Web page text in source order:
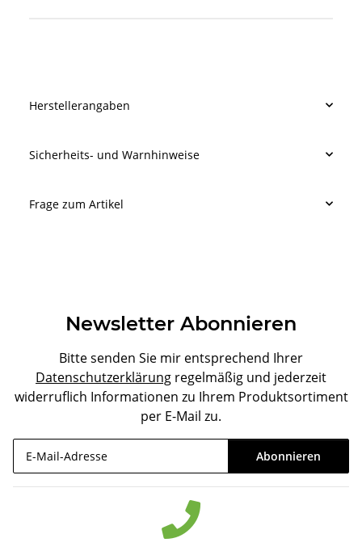
Herstellerangaben
Sicherheits- und Warnhinweise
Frage zum Artikel
Newsletter Abonnieren
Bitte senden Sie mir entsprechend Ihrer
Datenschutzerklärung regelmäßig und jederzeit
widerruflich Informationen zu Ihrem Produktsortiment
per E-Mail zu.
Abonnieren